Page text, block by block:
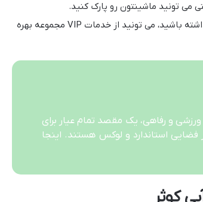
می تونید ماشینتون رو پارک کنید.
اگه دوست دارید تجربه کاملاً لوکس و متفاوتی داشته باشید، می تونید از خدمات VIP مجموعه بهره
ورزشی و رفاهی، یک مقصد تمام عیار برای
استاندارد و لوکس هستند. اینجا
کوثر